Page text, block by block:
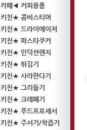
카페◀ 커피용품
키친★ 콤비스티머
키친★ 드라이에이저
키친★ 파스타쿠커
키친★ 인덕션렌지
키친★ 튀김기
키친★ 사라만다기
키친★ 그리들기
키친★ 크레페기
키친★ 푸드프로세서
키친★ 주서기/착즙기